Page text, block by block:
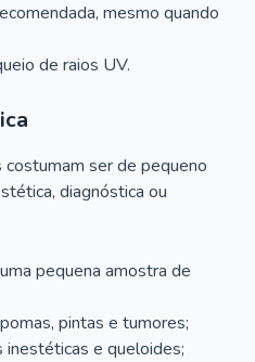
mesmo quando
de raios UV.
ser de pequeno
diagnóstica ou
pequena amostra de
pintas e tumores;
inestéticas e queloides;